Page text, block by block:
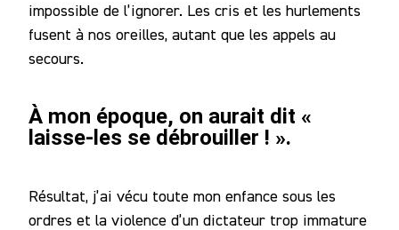
impossible de l’ignorer. Les cris et les hurlements
fusent à nos oreilles, autant que les appels au
secours.
À mon époque, on aurait dit «
laisse-les se débrouiller ! ».
Résultat, j’ai vécu toute mon enfance sous les
ordres et la violence d’un dictateur trop immature